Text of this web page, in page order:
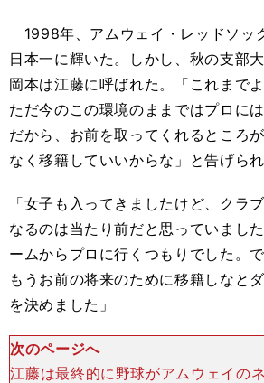
1998年、アムウェイ・レッドソッ
日本一に輝いた。しかし、秋の支部
岡本は江藤に呼ばれた。「これまで
ただ今のこの環境のままではプロに
だから、お前を取ってくれるところ
なく移籍していいからな」と告げられ
「女子も入ってきましたけど、クラ
なるのは当たり前だと思っていまし
ームからプロに行くつもりでした。
もうお前の将来のために移籍しなと
を決めました」
次のページへ
江藤は最終的に野球がアムウェイの